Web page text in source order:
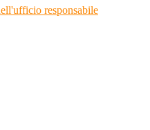
responsabile